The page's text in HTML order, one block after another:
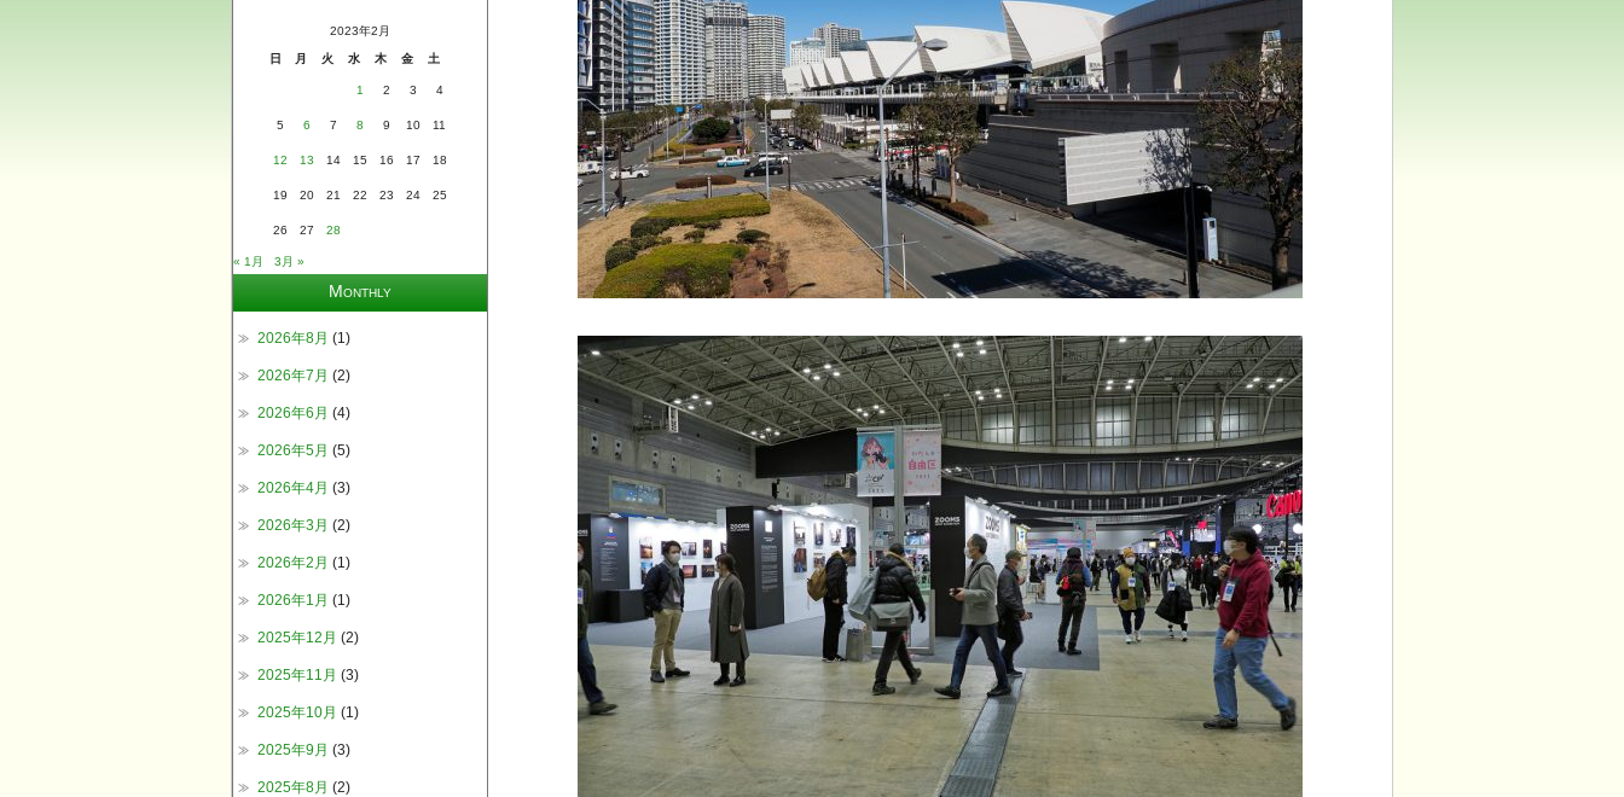
2023年2月
日 月 火 水 木 金 土
1 2 3 4
5 6 7 8 9 10 11
12 13 14 15 16 17 18
19 20 21 22 23 24 25
26 27 28
« 1月 3月 »
Monthly
2026年8月 (1)
2026年7月 (2)
2026年6月 (4)
2026年5月 (5)
2026年4月 (3)
2026年3月 (2)
2026年2月 (1)
2026年1月 (1)
2025年12月 (2)
2025年11月 (3)
2025年10月 (1)
2025年9月 (3)
2025年8月 (2)